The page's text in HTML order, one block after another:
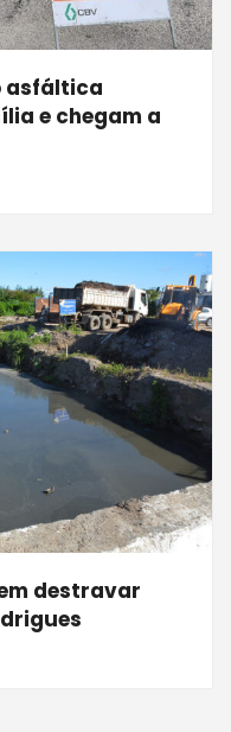
asfáltica
e chegam a
destravar